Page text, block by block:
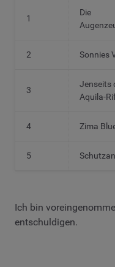
1
Die
2 Sonnies
3
Jenseits
Aquila-
4 Zima
5
Ich bin
entschuldigen.